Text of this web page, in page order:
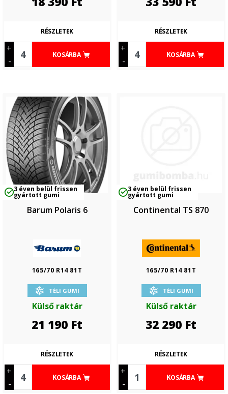
+
-
KOSÁRBA
RÉSZLETEK
+
-
KOSÁRBA
RÉSZLETEK
3 éven belül frissen
gyártott gumi
Barum Polaris 6
165/70 R14 81T
TÉLI GUMI
Külső raktár
21 190 Ft
+
-
KOSÁRBA
RÉSZLETEK
3 éven belül frissen
gyártott gumi
Continental TS 870
165/70 R14 81T
TÉLI GUMI
Külső raktár
32 290 Ft
+
-
KOSÁRBA
RÉSZLETEK